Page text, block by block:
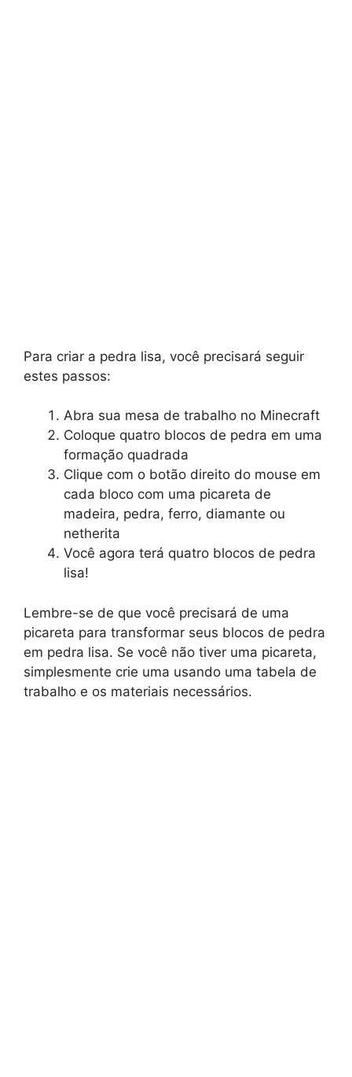
Para criar a pedra lisa, você precisará seguir
estes passos:
Abra sua mesa de trabalho no Minecraft
Coloque quatro blocos de pedra em uma
formação quadrada
Clique com o botão direito do mouse em
cada bloco com uma picareta de
madeira, pedra, ferro, diamante ou
netherita
Você agora terá quatro blocos de pedra
lisa!
Lembre-se de que você precisará de uma
picareta para transformar seus blocos de pedra
em pedra lisa. Se você não tiver uma picareta,
simplesmente crie uma usando uma tabela de
trabalho e os materiais necessários.